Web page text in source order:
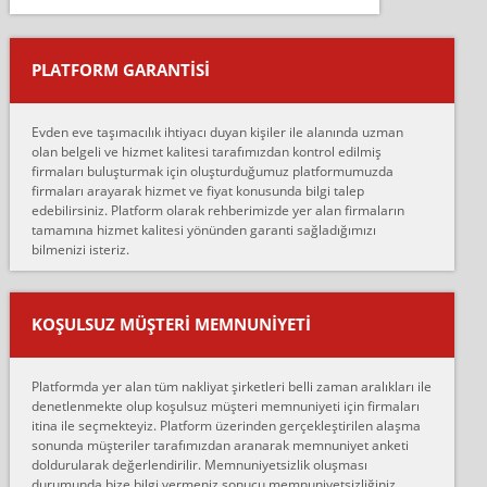
Salon duvarına bir baktım birisi boydan alüminyum renkli bantı
yapıştırm...
Murat:
çalıştıklarını, müş...
Ahmet:
Lüleburgaz güngünes evden eve naklyat eşyalarımı taşımak için
anlaştık sabah eve geldiklerinde de eşyalarımı düzgün şekilde
sarcaz demelerine r...
mehmet güldü:
Ankara ALİCANLAR NAKLİYAT Tutarsız ve ticari ahlak problemleri
var verdikleri fiyat teklifini arttırdılar. Sonrasında taşıma gününde
oldukça tutarsı...
Ankara Alicanlar naklyat tel 5465524025. 2600 TL'ye ankaradan
Konya ya Alicanlar naklyat la anlaştık bu şahıs evin taşınacağı gün
fiyatın mazoto gele...
Fatih kokmese:
PLATFORM GARANTİSİ
Evden eve taşımacılık ihtiyacı duyan kişiler ile alanında uzman
olan belgeli ve hizmet kalitesi tarafımızdan kontrol edilmiş
firmaları buluşturmak için oluşturduğumuz platformumuzda
firmaları arayarak hizmet ve fiyat konusunda bilgi talep
edebilirsiniz. Platform olarak rehberimizde yer alan firmaların
tamamına hizmet kalitesi yönünden garanti sağladığımızı
bilmenizi isteriz.
KOŞULSUZ MÜŞTERI MEMNUNIYETI
Platformda yer alan tüm nakliyat şirketleri belli zaman aralıkları ile
denetlenmekte olup koşulsuz müşteri memnuniyeti için firmaları
itina ile seçmekteyiz. Platform üzerinden gerçekleştirilen alaşma
sonunda müşteriler tarafımızdan aranarak memnuniyet anketi
doldurularak değerlendirilir. Memnuniyetsizlik oluşması